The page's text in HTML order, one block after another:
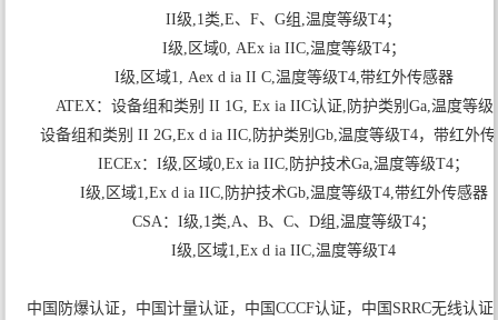
II级,1类,E、F、G组,温度等级T4；
I级,区域0, AEx ia IIC,温度等级T4；
I级,区域1, Aex d ia II C,温度等级T4,带红外传感器
ATEX：设备组和类别 II 1G, Ex ia IIC认证,防护类别Ga,温度等级
设备组和类别 II 2G,Ex d ia IIC,防护类别Gb,温度等级T4，带红外
IECEx：I级,区域0,Ex ia IIC,防护技术Ga,温度等级T4；
I级,区域1,Ex d ia IIC,防护技术Gb,温度等级T4,带红外传感器
CSA：I级,1类,A、B、C、D组,温度等级T4；
I级,区域1,Ex d ia IIC,温度等级T4
中国防爆认证，中国计量认证，中国CCCF认证，中国SRRC无线认